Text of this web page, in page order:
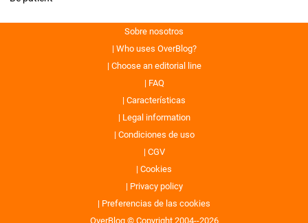
Sobre nosotros
Who uses OverBlog?
Choose an editorial line
FAQ
Características
Legal information
Condiciones de uso
CGV
Cookies
Privacy policy
Preferencias de las cookies
OverBlog © Copyright 2004--2026